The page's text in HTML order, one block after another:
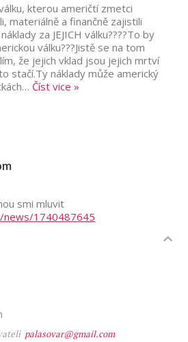
kterou američtí zmetci
materiálně a finančně zajistili
za JEJICH válku????To by
válku???Jistě se na tom
že jejich vklad jsou jejich mrtví
stačí.Ty náklady může americký
… Číst vice »
smi mluvit
news/1740487645
palasovar@gmail.com